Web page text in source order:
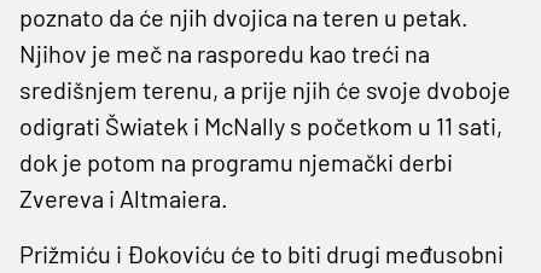
poznato da će njih dvojica na teren u petak.
Njihov je meč na rasporedu kao treći na
središnjem terenu, a prije njih će svoje dvoboje
odigrati Šwiatek i McNally s početkom u 11 sati,
dok je potom na programu njemački derbi
Zvereva i Altmaiera.
Prižmiću i Đokoviću će to biti drugi međusobni